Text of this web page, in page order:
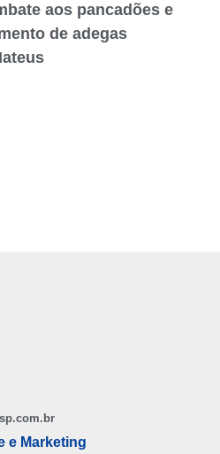
aos pancadões e
de adegas
e Marketing